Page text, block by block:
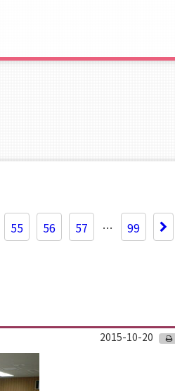
55 56 57 … 99
2015-10-20